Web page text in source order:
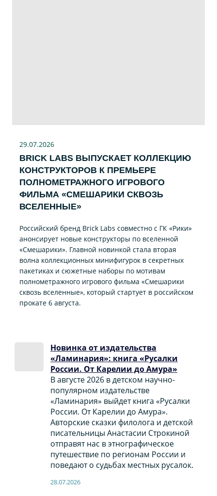
29.07.2026
BRICK LABS ВЫПУСКАЕТ КОЛЛЕКЦИЮ
КОНСТРУКТОРОВ К ПРЕМЬЕРЕ
ПОЛНОМЕТРАЖНОГО ИГРОВОГО
ФИЛЬМА «CМЕШАРИКИ СКВОЗЬ
ВСЕЛЕННЫЕ»
Российский бренд Brick Labs совместно с ГК «Рики»
анонсирует новые конструкторы по вселенной
«Смешарики». Главной новинкой стала вторая
волна коллекционных минифигурок в секретных
пакетиках и сюжетные наборы по мотивам
полнометражного игрового фильма «Смешарики
сквозь вселенные», который стартует в российском
прокате 6 августа.
Новинка от издательства
«Ламинария»: книга «Русалки
России. От Карелии до Амура»
В августе 2026 в детском научно-
популярном издательстве
«Ламинария» выйдет книга «Русалки
России. От Карелии до Амура».
Авторские сказки филолога и детской
писательницы Анастасии Строкиной
отправят нас в этнографическое
путешествие по регионам России и
поведают о судьбах местных русалок.
28.07.2026